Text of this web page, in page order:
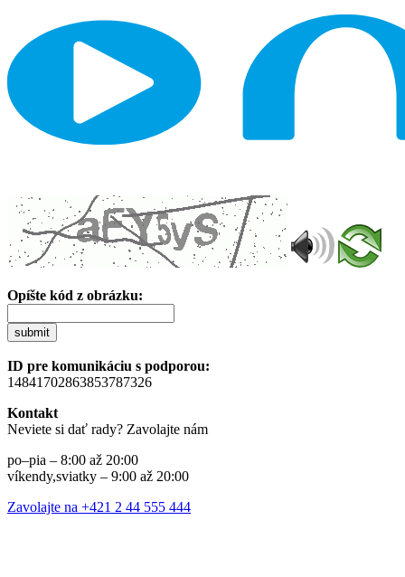
Opíšte kód z obrázku:
submit
ID pre komunikáciu s podporou:
14841702863853787326
Kontakt
Neviete si dať rady? Zavolajte nám
po–pia – 8:00 až 20:00
víkendy,sviatky – 9:00 až 20:00
Zavolajte na +421 2 44 555 444